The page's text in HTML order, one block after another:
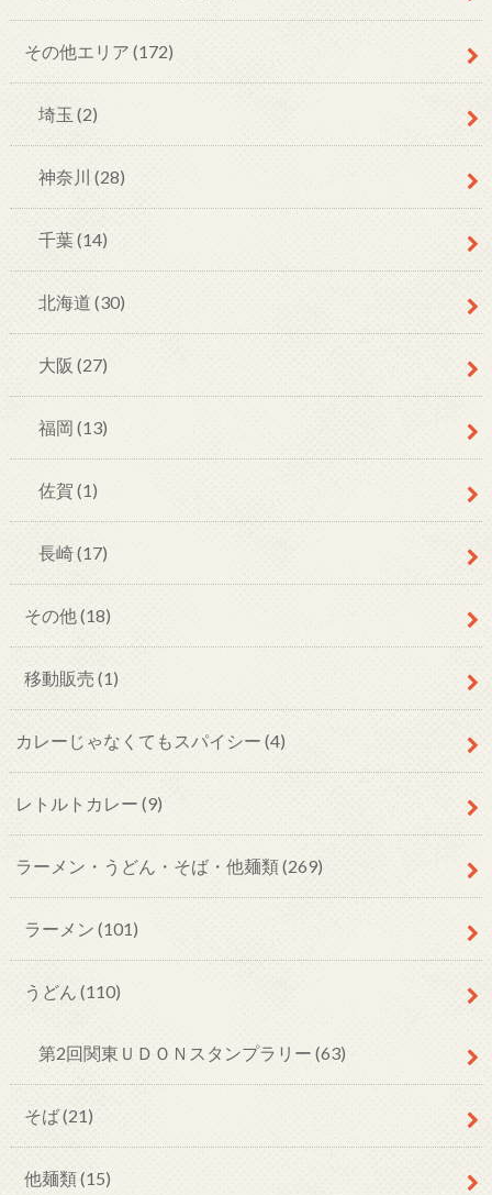
その他エリア (172)
埼玉 (2)
神奈川 (28)
千葉(14)
北海道 (30)
大阪 (27)
福岡 (13)
佐賀 (1)
長崎(17)
その他(18)
移動販売 (1)
カレーじゃなくてもスパイシー (4)
レトルトカレー (9)
ラーメン・うどん・そば・他麺類(269)
ラーメン (101)
うどん (110)
第2回関東ＵＤＯＮスタンプラリー (63)
そば(21)
他麺類(15)